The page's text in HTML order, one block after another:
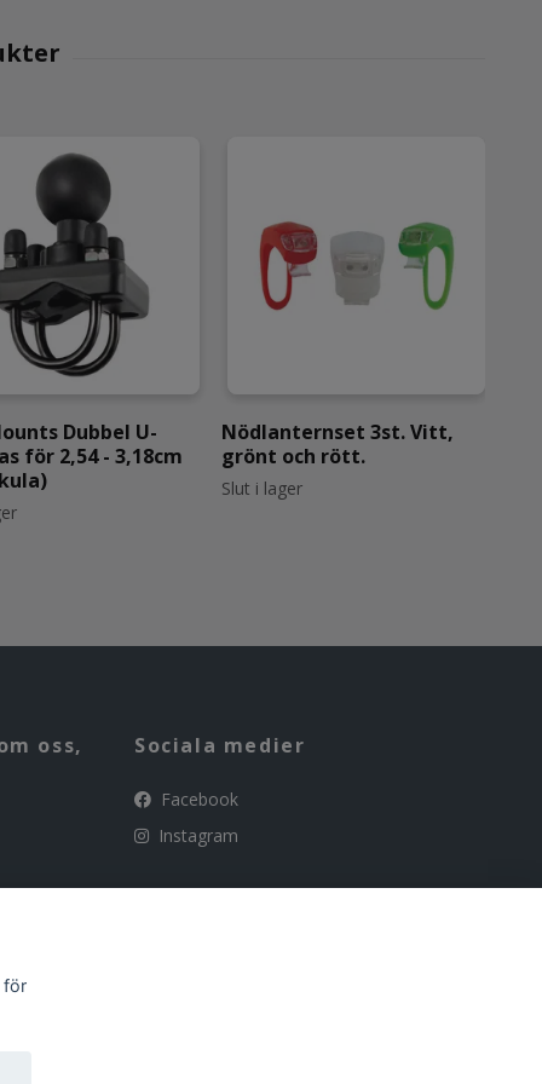
Dubbel U-
för 2,54 - 3,18cm
Nödlanternset 3st. Vitt,
grönt och rött.
Slut i lager
oss,
Sociala medier
Facebook
Instagram
för